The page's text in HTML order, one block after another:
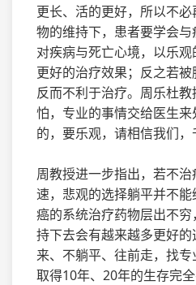
更长、活的更好，所以不
物的维持下，患者要学会
对疾病与死亡心境，以乐
更好的治疗效果；反之若被
反而不利于治疗。周乐杜
怕，专业的事情交给医生
的，要乐观，请相信我们，
周教授进一步指出，若不
速，悲观的选择躺平并不
癌的系统治疗药物层出不
持下去会有越来越多更好
来、不躺平、往前走，找专
取得10年、20年的生存完